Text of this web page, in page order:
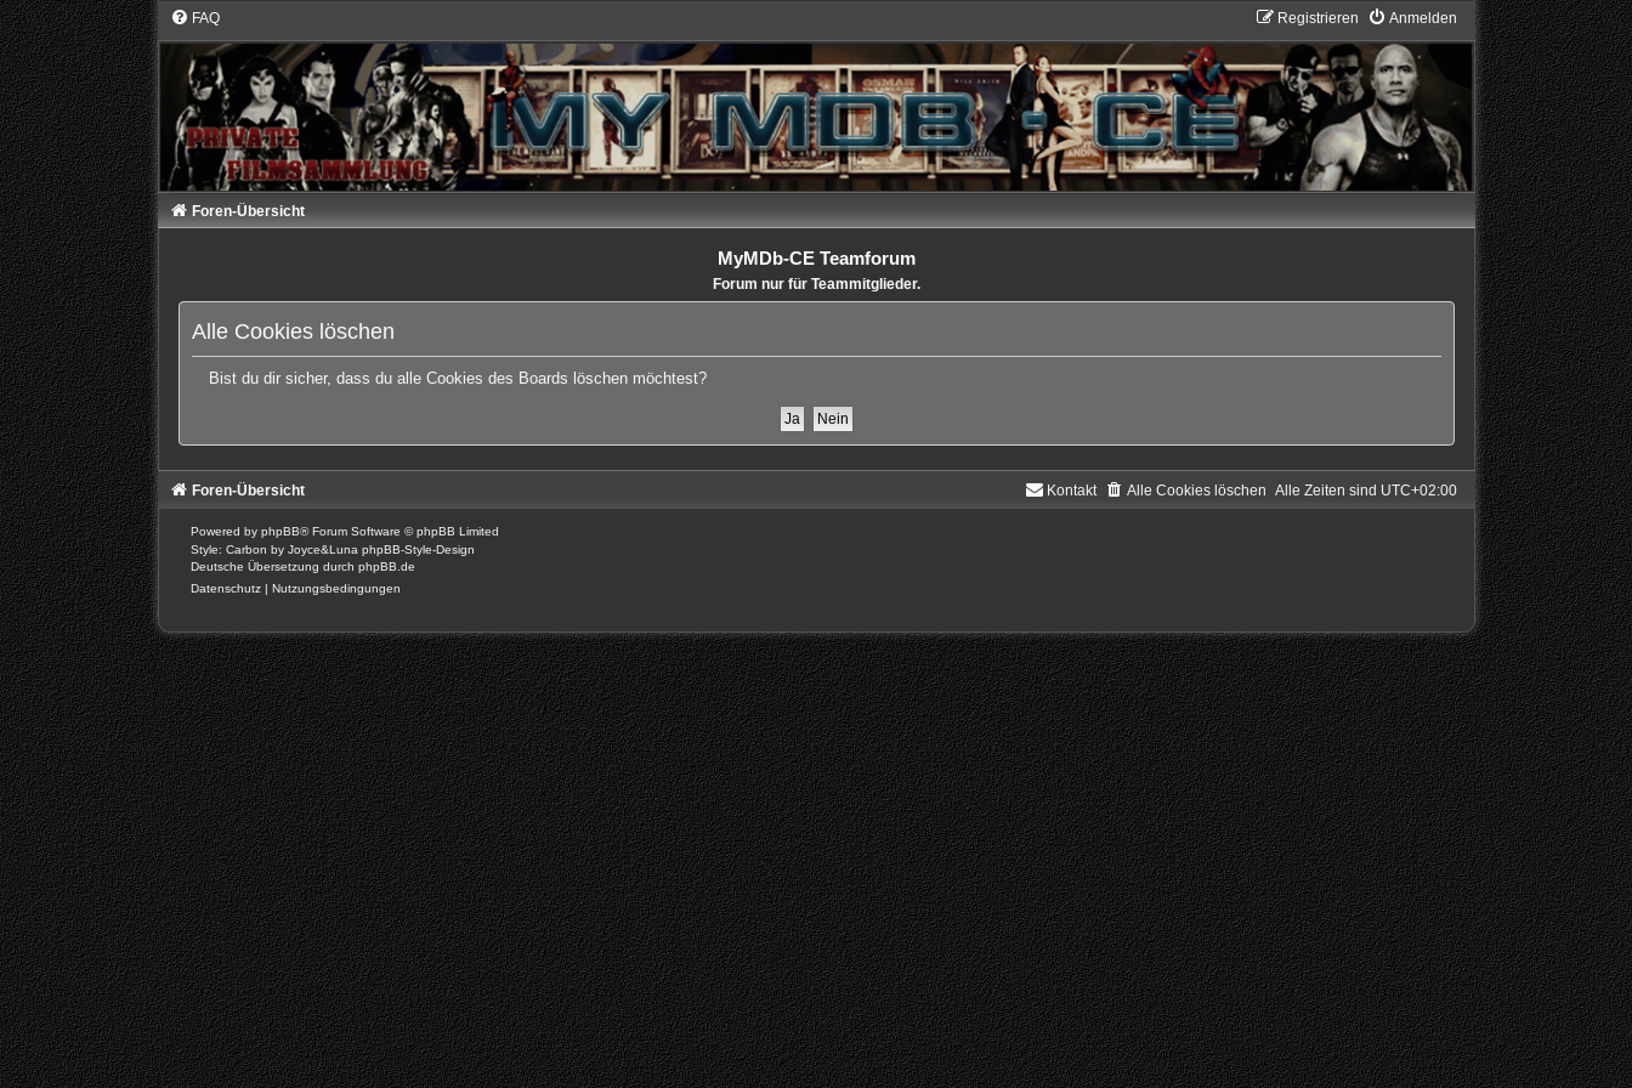
FAQ Anmelden
Registrieren
Foren-Übersicht
MyMDb-CE Teamforum
Forum nur für Teammitglieder.
Alle Cookies löschen
Bist du dir sicher, dass du alle Cookies des Boards löschen möchtest?
Foren-Übersicht Alle Zeiten sind UTC+02:00
Alle Cookies löschen
Kontakt
Powered by phpBB® Forum Software © phpBB Limited
Style: Carbon by Joyce&Luna phpBB-Style-Design
Deutsche Übersetzung durch phpBB.de
Datenschutz | Nutzungsbedingungen